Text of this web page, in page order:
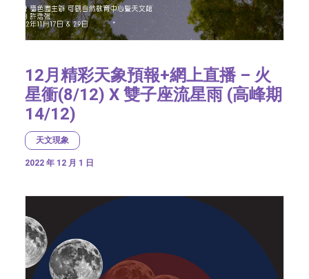
12月精彩天象預報+網上直播 – 火
星衝(8/12) X 雙子座流星雨 (高峰期
14/12)
天文現象
2022 年 12 月 1 日